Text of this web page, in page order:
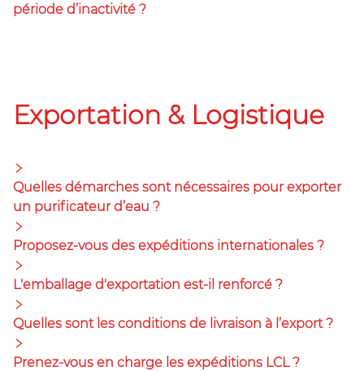
période d’inactivité ?
Exportation & Logistique
Quelles démarches sont nécessaires pour exporter
un purificateur d’eau ?
Proposez-vous des expéditions internationales ?
L'emballage d'exportation est-il renforcé ?
Quelles sont les conditions de livraison à l’export ?
Prenez-vous en charge les expéditions LCL ?